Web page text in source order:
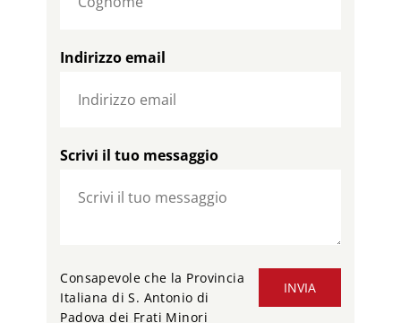
Indirizzo email
Scrivi il tuo messaggio
INVIA
Consapevole che la Provincia
Italiana di S. Antonio di
Padova dei Frati Minori